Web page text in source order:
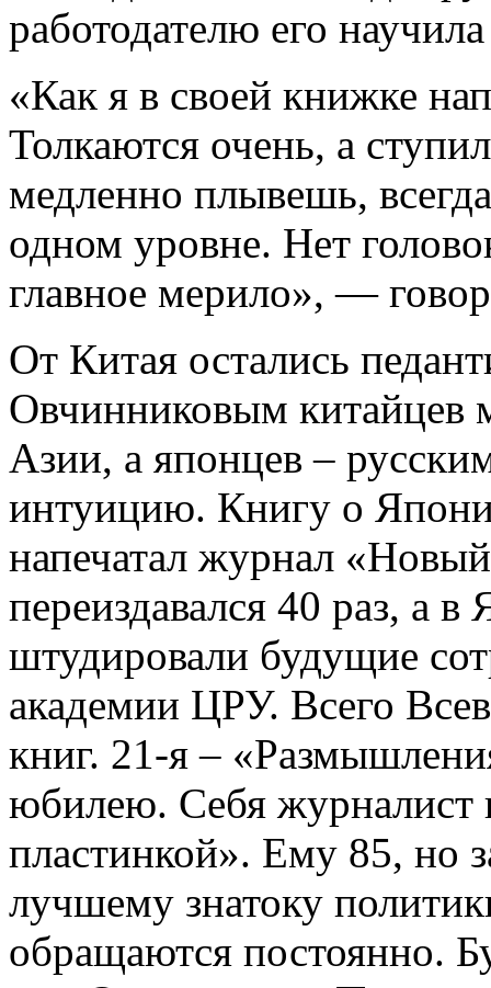
работодателю его
«Как я в своей книжке
Толкаются очень, а
медленно плывешь,
одном уровне. Нет
главное мерило», —
От Китая остались
Овчинниковым китайцев
Азии, а японцев –
интуицию. Книгу о
напечатал журнал
переиздавался 40 раз, а
штудировали будущие
академии ЦРУ. Всего
книг. 21-я –
юбилею. Себя журналист
пластинкой». Ему 85, но
лучшему знатоку
обращаются постоянно.